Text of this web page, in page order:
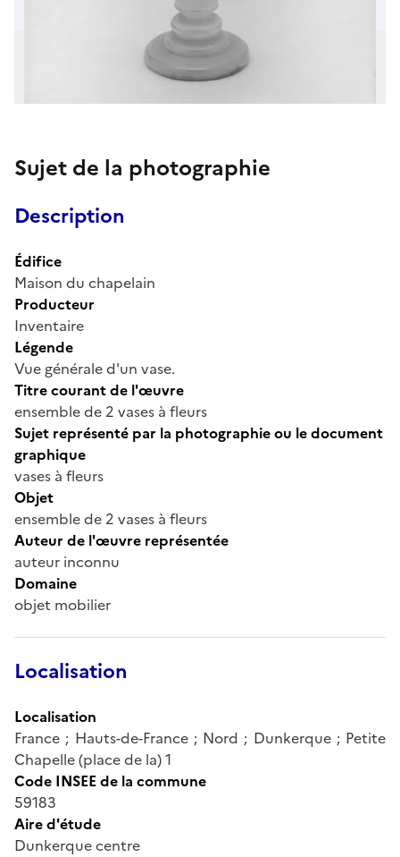
Sujet de la photographie
Description
Édifice
Maison du chapelain
Producteur
Inventaire
Légende
Vue générale d'un vase.
Titre courant de l'œuvre
ensemble de 2 vases à fleurs
Sujet représenté par la photographie ou le document
graphique
vases à fleurs
Objet
ensemble de 2 vases à fleurs
Auteur de l'œuvre représentée
auteur inconnu
Domaine
objet mobilier
Localisation
Localisation
France ; Hauts-de-France ; Nord ; Dunkerque ; Petite
Chapelle (place de la) 1
Code INSEE de la commune
59183
Aire d'étude
Dunkerque centre